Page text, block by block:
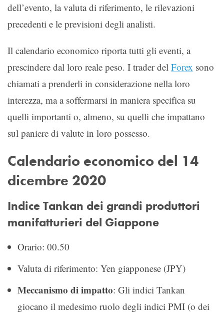
dell’evento, la valuta di riferimento, le rilevazioni
precedenti e le previsioni degli analisti.
Il calendario economico riporta tutti gli eventi, a
prescindere dal loro reale peso. I trader del Forex sono
chiamati a prenderli in considerazione nella loro
interezza, ma a soffermarsi in maniera specifica su
quelli importanti o, almeno, su quelli che impattano
sul paniere di valute in loro possesso.
Calendario economico del 14
dicembre 2020
Indice Tankan dei grandi produttori
manifatturieri del Giappone
Orario: 00.50
Valuta di riferimento: Yen giapponese (JPY)
Meccanismo di impatto: Gli indici Tankan
giocano il medesimo ruolo degli indici PMI (o dei